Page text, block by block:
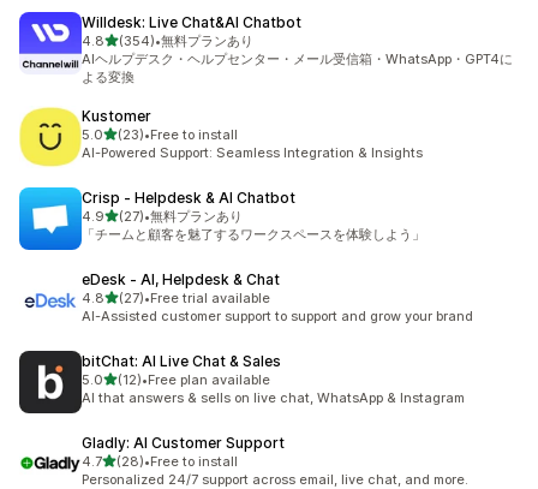
Willdesk: Live Chat&AI Chatbot
4.85つ星中
(354)
合計レビュー数：354件
•無料プランあり
AIヘルプデスク・ヘルプセンター・メール受信箱・WhatsApp・GPT4に
よる変換
Kustomer
5.05つ星中
(23)
合計レビュー数：23件
•Free to install
AI-Powered Support: Seamless Integration & Insights
Crisp ‑ Helpdesk & AI Chatbot
4.95つ星中
(27)
合計レビュー数：27件
•無料プランあり
「チームと顧客を魅了するワークスペースを体験しよう」
eDesk ‑ AI, Helpdesk & Chat
4.85つ星中
(27)
合計レビュー数：27件
•Free trial available
AI-Assisted customer support to support and grow your brand
bitChat: AI Live Chat & Sales
5.05つ星中
(12)
合計レビュー数：12件
•Free plan available
AI that answers & sells on live chat, WhatsApp & Instagram
Gladly: AI Customer Support
4.75つ星中
(28)
合計レビュー数：28件
•Free to install
Personalized 24/7 support across email, live chat, and more.